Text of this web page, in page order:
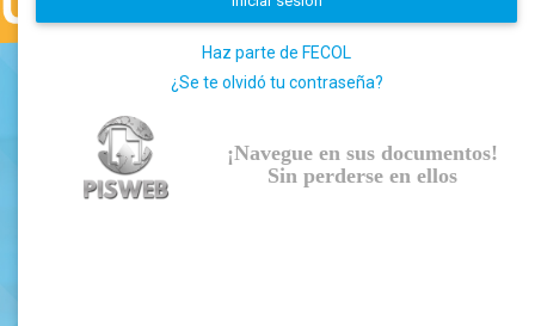
Haz parte de FECOL
¿Se te olvidó tu contraseña?
¡Navegue en sus documentos!
Sin perderse en ellos